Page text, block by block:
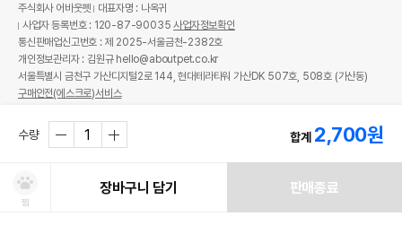
수량 합계 2,700원
찜
장바구니 담기 판매종료
주식회사 어바웃펫
대표자명 : 나옥귀
사업자 등록번호 : 120-87-90035사업자정보확인
통신판매업신고번호 : 제 2025-서울금천-2382호
개인정보관리자 : 김원규 hello@aboutpet.co.kr
서울특별시 금천구 가산디지털2로 144, 현대테라타워 가산DK 507호, 508호 (가산동)
구매안전(에스크로)서비스